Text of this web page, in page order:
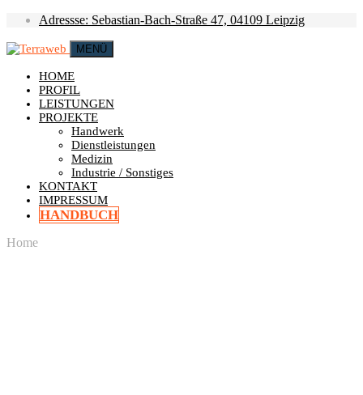
Adressse: Sebastian-Bach-Straße 47, 04109 Leipzig
MENÜ
HOME
PROFIL
LEISTUNGEN
PROJEKTE
Handwerk
Dienstleistungen
Medizin
Industrie / Sonstiges
KONTAKT
IMPRESSUM
HANDBUCH
Home